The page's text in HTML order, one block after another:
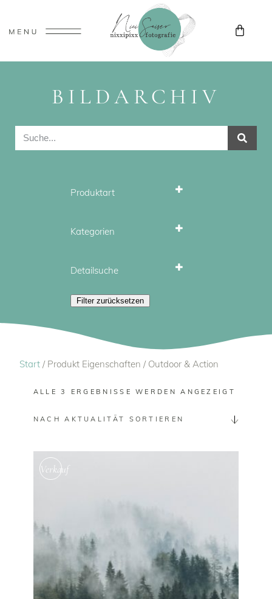
BILDARCHIV
Produktart
Wandbilder
Kategorien
Landschaft
Österreich
Sommer
Steiermark
Detailsuche
Norwegen
Sternenhimmel
Wald
Filter zurücksetzen
Start / Produkt Eigenschaften / Outdoor & Action
ALLE 3 ERGEBNISSE WERDEN ANGEZEIGT
NACH AKTUALITÄT SORTIEREN
Verkauf